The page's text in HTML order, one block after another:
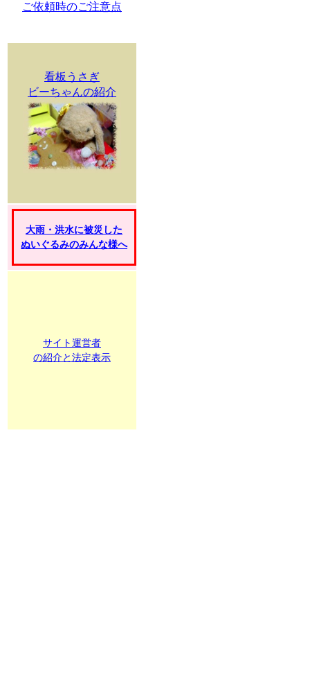
ご依頼時のご注意点
看板うさぎ
ビーちゃんの紹介
大雨・洪水に被災した
ぬいぐるみのみんな様へ
サイト運営者
の紹介と法定表示